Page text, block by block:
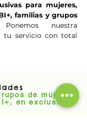
para mujeres,
familias y grupos
nuestra
tu servicio con total
de mujeres
en exclusiva